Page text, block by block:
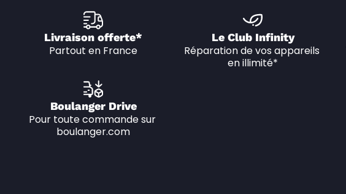
Livraison offerte*
Partout en France
Le Club Infinity
Réparation de vos appareils
en illimité*
Boulanger Drive
Pour toute commande sur
boulanger.com